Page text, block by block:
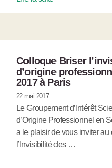
Colloque Briser
d’origine
2017 à Paris
22 mai 2017
Le Groupement d’Intérêt
d’Origine Professionnel en
a le plaisir de vous inviter
l’Invisibilité des …